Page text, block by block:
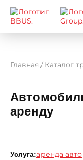
Главная Каталог
аренду
Услуга:аренда авто